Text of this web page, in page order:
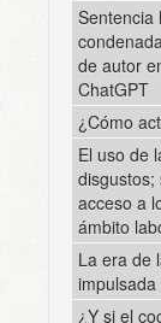
Sentencia
de autor
ChatGPT
¿Cómo
El uso de
disgustos;
acceso a
ámbito
La era de
¿Y si el